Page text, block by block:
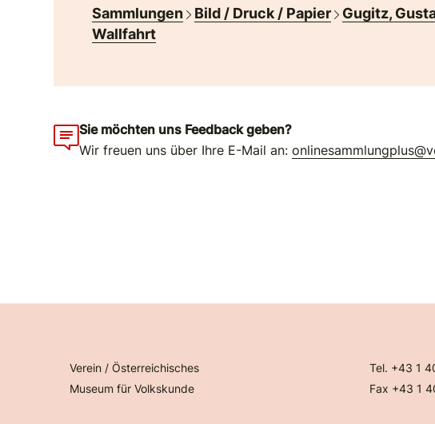
Sammlungen Bild / Druck / Papier Gugitz,
Wallfahrt
Sie möchten uns Feedback geben?
Wir freuen uns über Ihre E-Mail an:
Verein / Österreichisches
Museum für Volkskunde
Tel. +43 1
Fax +43 1